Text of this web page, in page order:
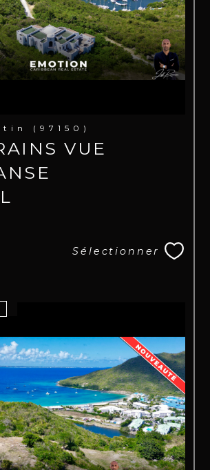
(97150)
VUE
Sélectionner